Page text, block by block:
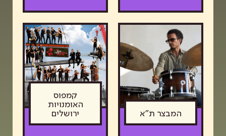
המבצר ת"א
קמפוס
האומנויות
ירושלים